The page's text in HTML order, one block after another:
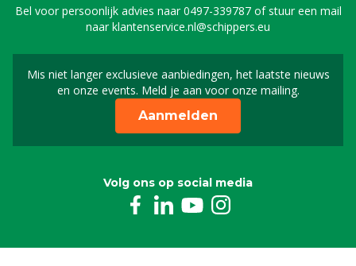
Bel voor persoonlijk advies naar0497-339787of stuur een mail
naarklantenservice.nl@schippers.eu
Mis niet langer exclusieve aanbiedingen, het laatste nieuws
en onze events. Meld je aan voor onze mailing.
Schrijf je in voor onze
Aanmelden
Volg ons op social media